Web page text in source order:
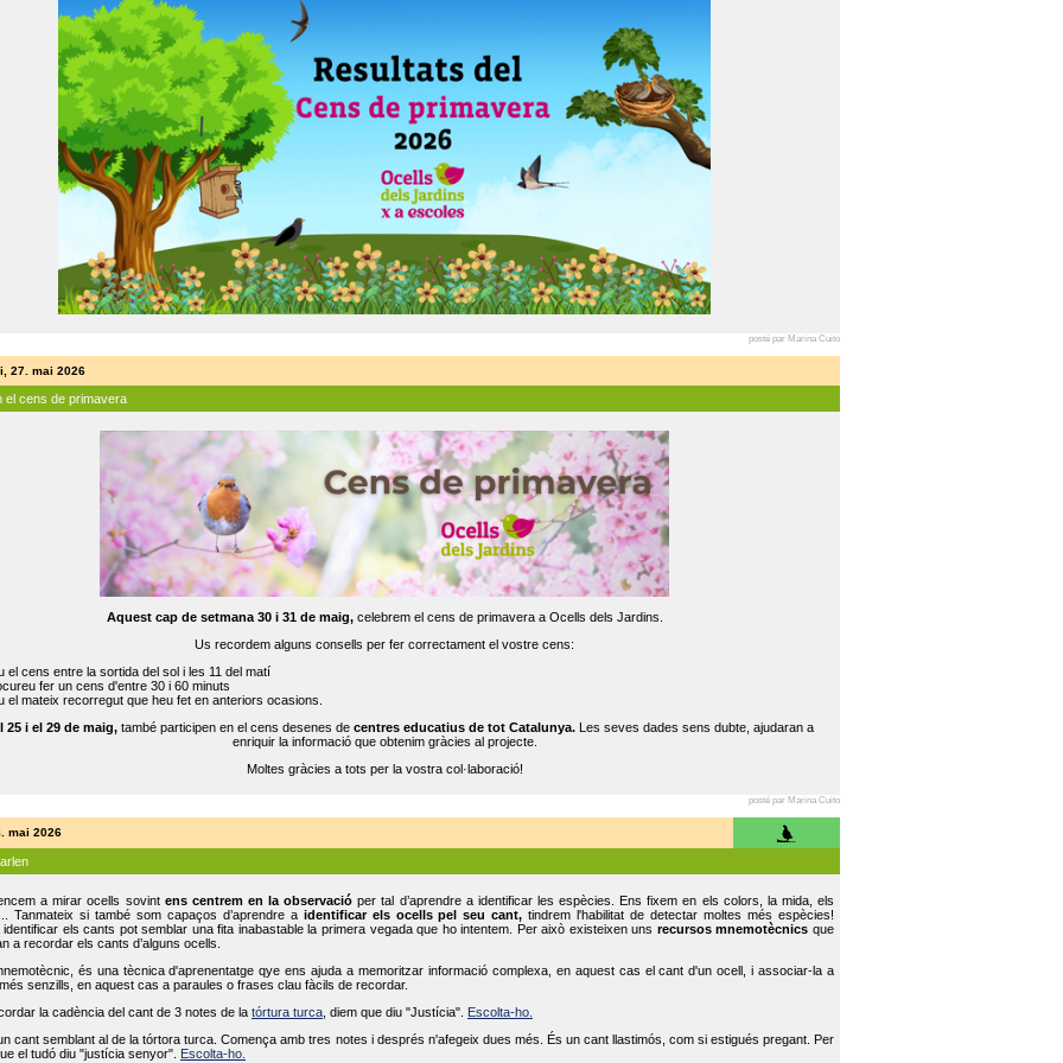
posté par Marina Cuito
27. mai 2026
el cens de primavera
Aquest cap de setmana 30 i 31 de maig,celebrem el cens de primavera a Ocells dels Jardins.
Us recordem alguns consells per fer correctament el vostre cens:
el cens entre la sortida del sol i les 11 del matí
fer un cens d'entre 30 i 60 minuts
el mateix recorregut que heu fet en anteriors ocasions.
25 i el 29 de maig,també participen en el cens desenes de centres educatius de tot Catalunya.Les seves dades sens dubte, ajudaran a
enriquir la informació que obtenim gràcies al projecte.
Moltes gràcies a tots per la vostra col·laboració!
posté par Marina Cuito
mai 2026
a mirar ocells sovint ens centrem en la observació per tal d’aprendre a identificar les espècies. Ens fixem en els colors, la mida, els
Tanmateix si també som capaços d’aprendre a identificar els ocells pel seu cant, tindrem l'habilitat de detectar moltes més espècies!
els cants pot semblar una fita inabastable la primera vegada que ho intentem. Per això existeixen uns recursos mnemotècnics que
a recordar els cants d’alguns ocells.
és una tècnica d'aprenentatge qye ens ajuda a memoritzar informació complexa, en aquest cas el cant d'un ocell, i associar-la a
senzills, en aquest cas a paraules o frases clau fàcils de recordar.
la cadència del cant de 3 notes de la tórtura turca , diem que diu "Justícia".
Escolta-ho.
cant semblant al de la tórtora turca. Comença amb tres notes i després n'afegeix dues més. És un cant llastimós, com si estigués pregant. Per
el tudó diu "justícia senyor".
Escolta-ho.